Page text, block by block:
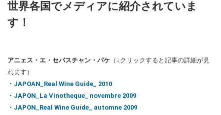
世界各国でメディアに紹介されていま
す！
アニェス・エ・セバスチャン・パケ （↓クリックすると記事の詳細が見
れます）
・JAPOAN_Real Wine Guide_ 2010
・JAPON_La Vinotheque_ novembre 2009
・JAPON_Real Wine Guide_ automne 2009